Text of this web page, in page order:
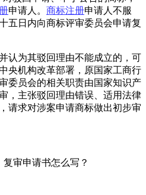
申请人。 商标注册申请人不服
五日内向商标评审委员会申请复
认为其驳回理由不能成立的，可
央机构改革部署，原国家工商行
委员会的相关职责由国家知识产
，主张驳回理由错误、适用法律
请求对涉案申请商标做出初步审
审申请书怎么写？